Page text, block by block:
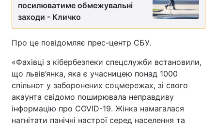
посилюватиме обмежувальні
заходи - Кличко
Про це повідомляє прес-центр СБУ.
«Фахівці з кібербезпеки спецслужби встановили,
що львів’янка, яка є учасницею понад 1000
спільнот у заборонених соцмережах, зі свого
акаунта свідомо поширювала неправдиву
інформацію про COVID-19. Жінка намагалася
нагнітати панічні настрої серед населення та